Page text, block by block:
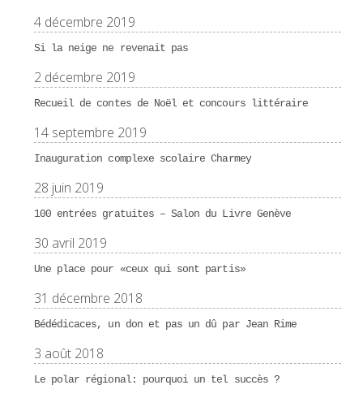
4 décembre 2019
Si la neige ne revenait pas
2 décembre 2019
Recueil de contes de Noël et concours littéraire
14 septembre 2019
Inauguration complexe scolaire Charmey
28 juin 2019
100 entrées gratuites – Salon du Livre Genève
30 avril 2019
Une place pour «ceux qui sont partis»
31 décembre 2018
Bédédicaces, un don et pas un dû par Jean Rime
3 août 2018
Le polar régional: pourquoi un tel succès ?